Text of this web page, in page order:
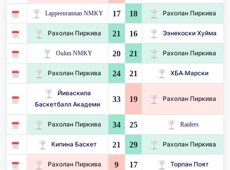
Lappeenrannan NMKY 17 18 Рахолан Пиркива
Рахолан Пиркива 21 16 Ээнекоски Хуйма
Oulun NMKY 20 21 Рахолан Пиркива
Рахолан Пиркива 24 21 ХБА-Марски
Йиваскила
Баскетбалл Академи
33 19 Рахолан Пиркива
Рахолан Пиркива 34 25 Raiders
Кипина Баскет 21 29 Рахолан Пиркива
Рахолан Пиркива 9 17 Торпан Поят